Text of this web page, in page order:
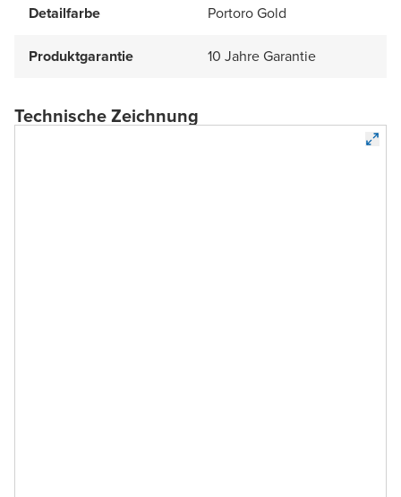
Detailfarbe Portoro Gold
Produktgarantie 10 Jahre Garantie
Technische Zeichnung